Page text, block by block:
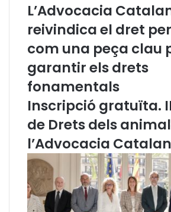
M
N
U
T
M
S
!
E
R
U
N
A
E
U
o
r
e
I
n
b
i
r
e
L’Advocacia
reivindica el dret
com una peça clau
garantir els drets
fonamentals
Inscripció gratuïta.
de Drets dels
l’Advocacia